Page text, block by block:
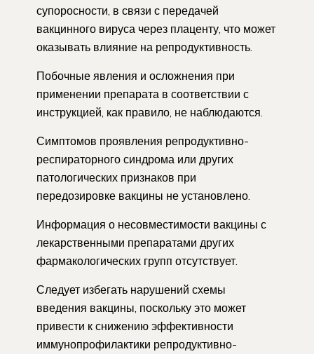
супоросности, в связи с передачей
вакцинного вируса через плаценту, что может
оказывать влияние на репродуктивность.
Побочные явления и осложнения при
применении препарата в соответствии с
инструкцией, как правило, не наблюдаются.
Симптомов проявления репродуктивно-
респираторного синдрома или других
патологических признаков при
передозировке вакцины не установлено.
Информация о несовместимости вакцины с
лекарственными препаратами других
фармакологических групп отсутствует.
Следует избегать нарушений схемы
введения вакцины, поскольку это может
привести к снижению эффективности
иммунопрофилактики репродуктивно-